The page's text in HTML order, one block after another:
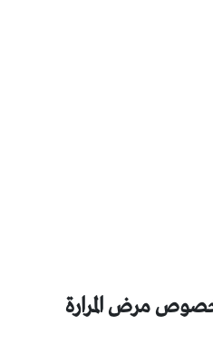
مرض المرارة